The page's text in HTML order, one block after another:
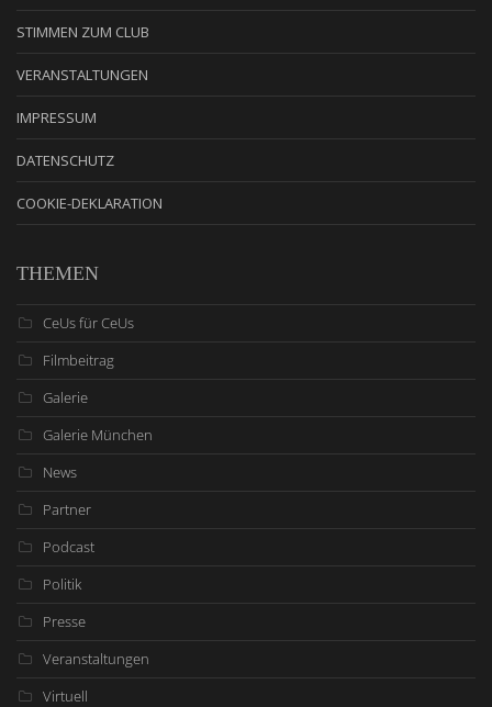
STIMMEN ZUM CLUB
VERANSTALTUNGEN
IMPRESSUM
DATENSCHUTZ
COOKIE-DEKLARATION
THEMEN
CeUs für CeUs
Filmbeitrag
Galerie
Galerie München
News
Partner
Podcast
Politik
Presse
Veranstaltungen
Virtuell